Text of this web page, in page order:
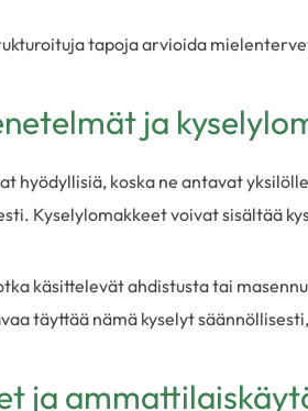
tapoja arvioida
ja
hyödyllisiä, koska ne antavat
Kyselylomakkeet voivat sisältää
käsittelevät ahdistusta tai
täyttää nämä kyselyt
ja